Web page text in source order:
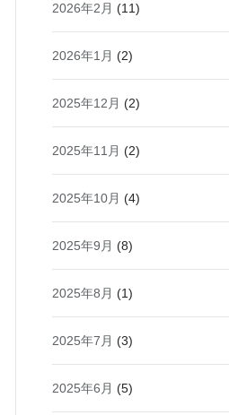
2026年2月 (11)
2026年1月 (2)
2025年12月 (2)
2025年11月 (2)
2025年10月 (4)
2025年9月 (8)
2025年8月 (1)
2025年7月 (3)
2025年6月 (5)